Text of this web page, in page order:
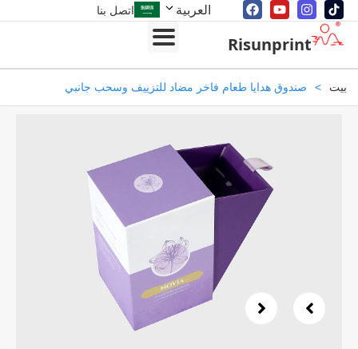
العربية اتصل بنا
Risunprint
> صندوق هدايا طعام فاخر مضاد للتزييف وسحب جانبي